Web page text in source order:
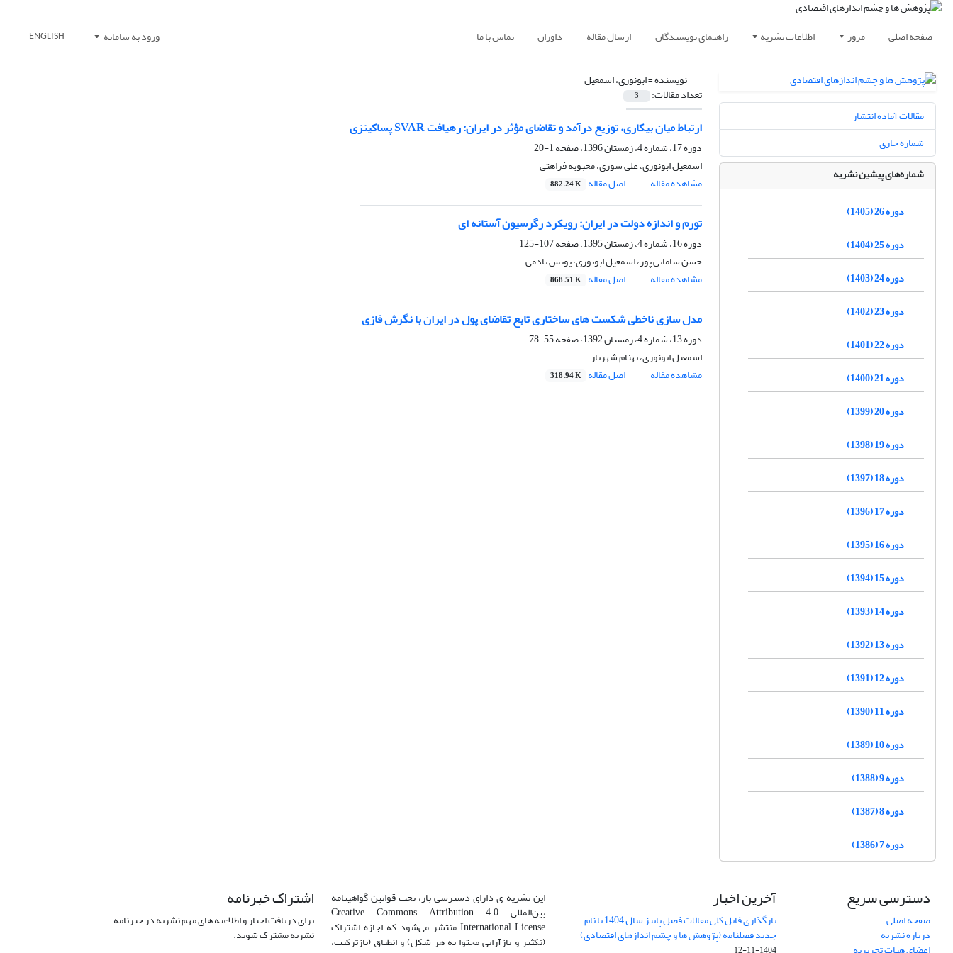
صفحه اصلی مرور اطلاعات نشریه راهنمای نویسندگان ارسال مقاله داوران تماس با ما ورود به سامانه ENGLISH
نویسنده =ابونوری، اسمعیل
تعداد مقالات: 3
ارتباط میان بیکاری، توزیع درآمد و تقاضای مؤثر در ایران: رهیافت SVAR پساکینزی
دوره 17، شماره 4، زمستان 1396، صفحه
1-20
اسمعیل ابونوری، علی سوری، محبوبه فراهتی
مشاهده مقاله
اصل مقاله 882.24 K
تورم و اندازه دولت در ایران: رویکرد رگرسیون آستانه ای
دوره 16، شماره 4، زمستان 1395، صفحه
107-125
حسن سامانی پور، اسمعیل ابونوری، یونس نادمی
مشاهده مقاله
اصل مقاله 868.51 K
مدل سازی ناخطی شکست های ساختاری تابع تقاضای پول در ایران با نگرش فازی
دوره 13، شماره 4، زمستان 1392، صفحه
55-78
اسمعیل ابونوری، بهنام شهریار
مشاهده مقاله
اصل مقاله 318.94 K
مقالات آماده انتشار
شماره جاری
شماره‌های پیشین نشریه
دوره 26 (1405)
دوره 25 (1404)
دوره 24 (1403)
دوره 23 (1402)
دوره 22 (1401)
دوره 21 (1400)
دوره 20 (1399)
دوره 19 (1398)
دوره 18 (1397)
دوره 17 (1396)
دوره 16 (1395)
دوره 15 (1394)
دوره 14 (1393)
دوره 13 (1392)
دوره 12 (1391)
دوره 11 (1390)
دوره 10 (1389)
دوره 9 (1388)
دوره 8 (1387)
دوره 7 (1386)
دسترسی سریع
صفحه اصلی
درباره نشریه
آخرین اخبار
بارگذاری فایل کلی مقالات فصل پاییز سال 1404 با نام
جدید فصلنامه (پژوهش ها و چشم اندازهای اقتصادی)
این نشریه ی دارای دسترسی باز، تحت قوانین گواهینامه
بین‌المللی Creative Commons Attribution 4.0
International License منتشر می‌شود که اجازه اشتراک
(تکثیر و بازآرایی محتوا به هر شکل) و انطباق (بازترکیب،
اشتراک خبرنامه
برای دریافت اخبار و اطلاعیه های مهم نشریه در خبرنامه
نشریه مشترک شوید.